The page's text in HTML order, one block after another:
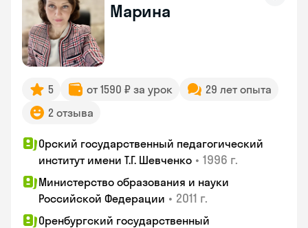
Марина
5 от 1590 ₽ за урок
29 лет опыта
2 отзыва
Орский государственный педагогический
институт имени Т.Г. Шевченко • 1996 г.
Министерство образования и науки
Российской Федерации • 2011 г.
Оренбургский государственный